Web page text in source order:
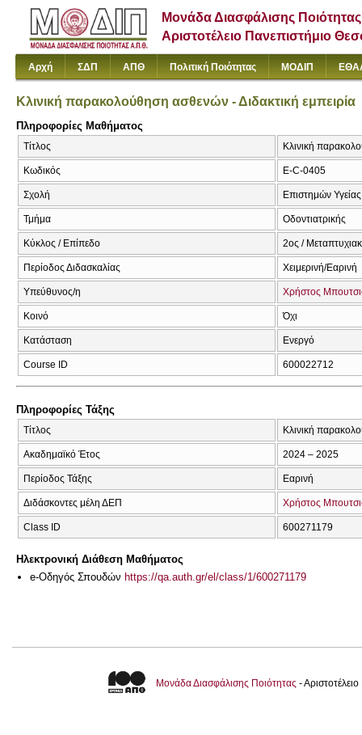
Μονάδα Διασφάλισης Ποιότητας
Αριστοτέλειο Πανεπιστήμιο
Αρχή ΣΔΠ ΑΠΘ Πολιτική Ποιότητας ΜΟΔΙΠ
Κλινική παρακολούθηση ασθενών - Διδακτική εμπειρία
Πληροφορίες Μαθήματος
Τίτλος Κλινική
Κωδικός E-C-0405
Σχολή Επιστημών Υγείας
Τμήμα Οδοντιατρικής
Κύκλος / Επίπεδο 2ος /
Περίοδος Διδασκαλίας Χειμερινή/Εαρινή
Υπεύθυνος/η Χρήστος
Κοινό Όχι
Κατάσταση Ενεργό
Course ID 600022712
Πληροφορίες Τάξης
Τίτλος Κλινική
Ακαδημαϊκό Έτος 2024 – 2025
Περίοδος Τάξης Εαρινή
Διδάσκοντες μέλη ΔΕΠ Χρήστος
Class ID 600271179
Ηλεκτρονική Διάθεση Μαθήματος
e-Οδηγός Σπουδών https://qa.auth.gr/el/class/1/600271179
Μονάδα Διασφάλισης Ποιότητας -